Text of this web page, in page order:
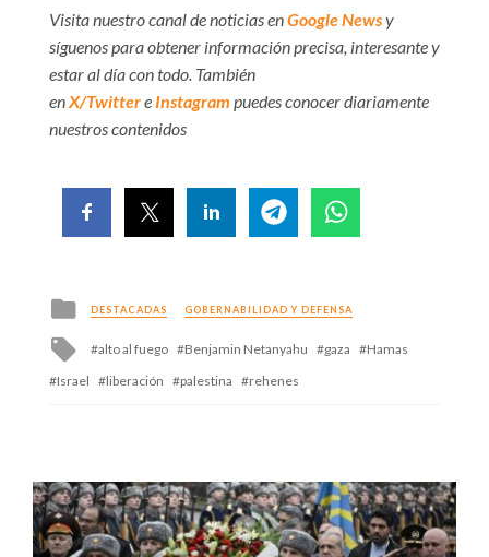
Visita nuestro canal de noticias enGoogle Newsy
síguenos para obtener información precisa, interesante y
estar al día con todo. También
enX/Twittere Instagram puedes conocer diariamente
nuestros contenidos
Posted
in
DESTACADAS GOBERNABILIDAD Y DEFENSA
Tagged
alto al fuego Benjamin Netanyahu gaza
Hamas
Israel
liberación palestina rehenes